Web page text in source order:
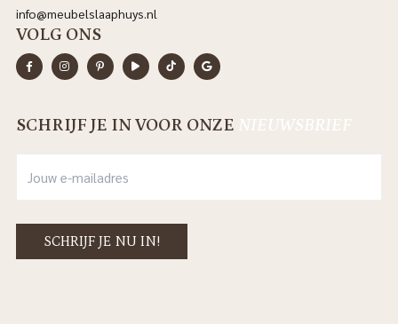
info@meubelslaaphuys.nl
VOLG ONS
SCHRIJF JE IN VOOR ONZE NIEUWSBRIEF